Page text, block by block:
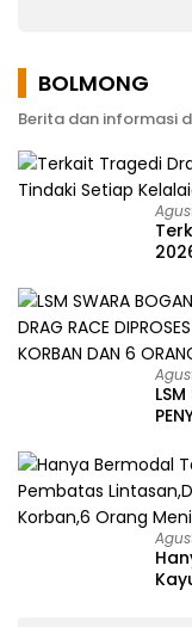
BOLMONG
Berita dan informasi
16